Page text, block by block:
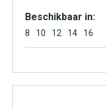
Beschikbaar in:
8 10 12 14 16